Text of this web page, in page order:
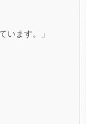
います。」